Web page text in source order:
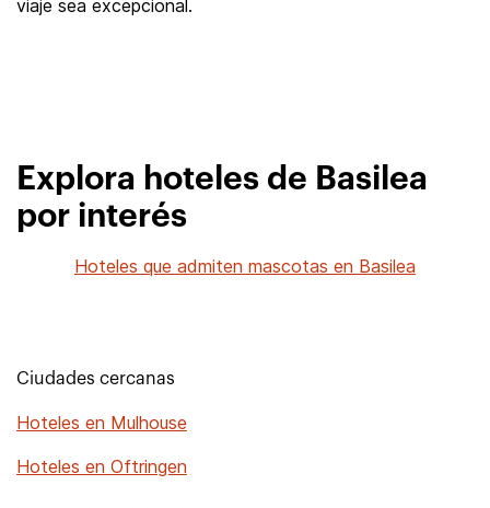
viaje sea excepcional.
Explora hoteles de Basilea
por interés
Hoteles que admiten mascotas en Basilea
Ciudades cercanas
Hoteles en Mulhouse
Hoteles en Oftringen